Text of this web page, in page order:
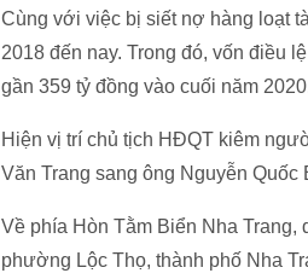
Cùng với việc bị siết nợ hàng loạt
2018 đến nay. Trong đó, vốn điều
gần 359 tỷ đồng vào cuối năm
Hiện vị trí chủ tịch HĐQT kiêm
Văn Trang sang ông Nguyễn Quốc
Về phía Hòn Tằm Biển Nha
phường Lộc Thọ, thành phố Nha